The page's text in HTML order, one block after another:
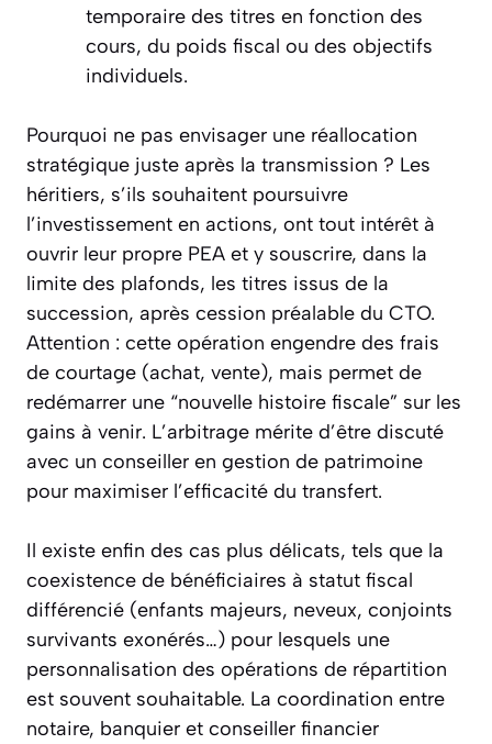
temporaire des titres en fonction des
cours, du poids fiscal ou des objectifs
individuels.
Pourquoi ne pas envisager une réallocation
stratégique juste après la transmission ? Les
héritiers, s’ils souhaitent poursuivre
l’investissement en actions, ont tout intérêt à
ouvrir leur propre PEA et y souscrire, dans la
limite des plafonds, les titres issus de la
succession, après cession préalable du CTO.
Attention : cette opération engendre des frais
de courtage (achat, vente), mais permet de
redémarrer une “nouvelle histoire fiscale” sur les
gains à venir. L’arbitrage mérite d’être discuté
avec un conseiller en gestion de patrimoine
pour maximiser l’efficacité du transfert.
Il existe enfin des cas plus délicats, tels que la
coexistence de bénéficiaires à statut fiscal
différencié (enfants majeurs, neveux, conjoints
survivants exonérés…) pour lesquels une
personnalisation des opérations de répartition
est souvent souhaitable. La coordination entre
notaire, banquier et conseiller financier